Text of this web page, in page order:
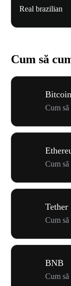
Real brazilian
Cum să
Bitcoin
Cum
Cum
Tether
Cum
BNB
Cum